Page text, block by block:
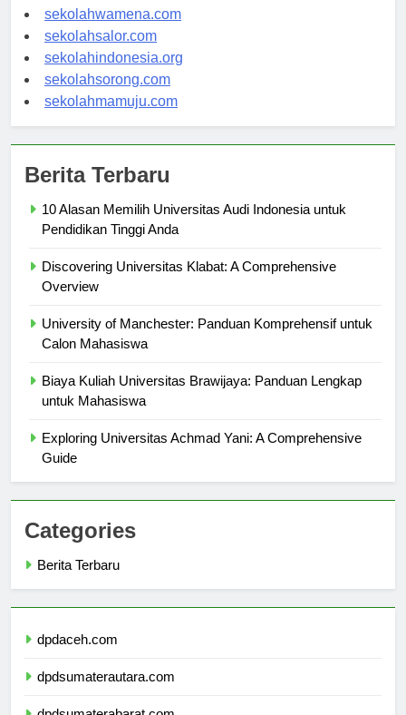
sekolahnabire.com
sekolahwamena.com
sekolahsalor.com
sekolahindonesia.org
sekolahsorong.com
10 Alasan Memilih Universitas Audi Indonesia untuk
Discovering Universitas Klabat: A Comprehensive
University of Manchester: Panduan Komprehensif untuk
Biaya Kuliah Universitas Brawijaya: Panduan Lengkap
Exploring Universitas Achmad Yani: A Comprehensive
Categories